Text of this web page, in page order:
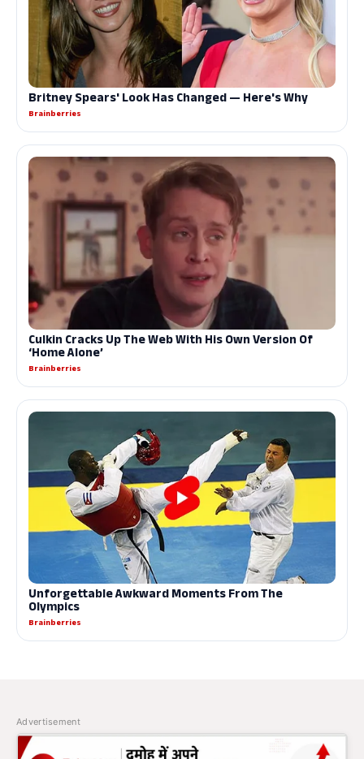
Advertisement